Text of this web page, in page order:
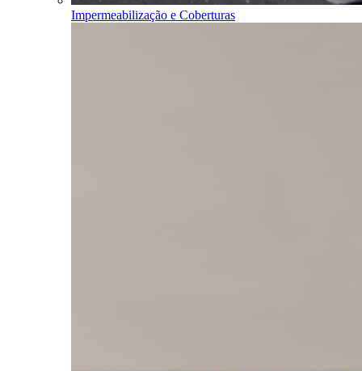
Impermeabilização e Coberturas